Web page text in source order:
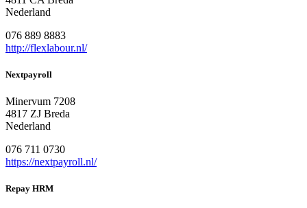
Nederland
076 889 8883
http://flexlabour.nl/
Nextpayroll
Minervum 7208
4817 ZJ Breda
Nederland
076 711 0730
https://nextpayroll.nl/
Repay HRM